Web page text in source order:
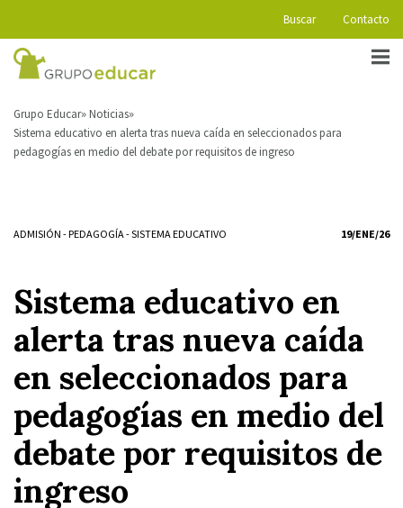
Buscar Contacto
Grupo Educar Noticias
Sistema educativo en alerta tras nueva caída en seleccionados para
pedagogías en medio del debate por requisitos de ingreso
ADMISIÓN -PEDAGOGÍA-SISTEMA EDUCATIVO 19/ENE/26
Sistema educativo en
alerta tras nueva caída
en seleccionados para
pedagogías en medio del
debate por requisitos de
ingreso